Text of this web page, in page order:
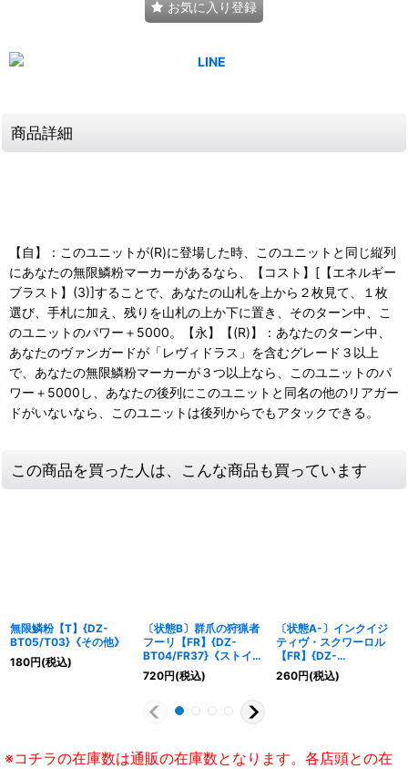
お気に入り登録
商品詳細
【自】：このユニットが(R)に登場した時、このユニットと同じ縦列
にあなたの無限鱗粉マーカーがあるなら、【コスト】[【エネルギー
ブラスト】(3)]することで、あなたの山札を上から２枚見て、１枚
選び、手札に加え、残りを山札の上か下に置き、そのターン中、こ
のユニットのパワー＋5000。【永】【(R)】：あなたのターン中、
あなたのヴァンガードが「レヴィドラス」を含むグレード３以上
で、あなたの無限鱗粉マーカーが３つ以上なら、このユニットのパ
ワー＋5000し、あなたの後列にこのユニットと同名の他のリアガー
ドがいないなら、このユニットは後列からでもアタックできる。
この商品を買った人は、こんな商品も買っています
無限鱗粉【T】{DZ-
BT05/T03}《その他》
180円(税込)
〔状態B〕群爪の狩猟者
フーリ【FR】{DZ-
BT04/FR37}《ストイケ
イア》
720円(税込)
〔状態A-〕インクイジ
ティヴ・スクワーロル
【FR】{DZ-
BT05/FR36}《ストイケ
イア》
260円(税込)
※コチラの在庫数は通販の在庫数となります。各店頭との在